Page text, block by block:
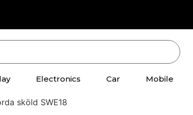
Electronics Car Mobile
sköld SWE18